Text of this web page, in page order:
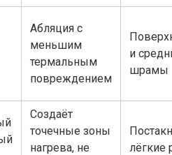
Абляция с
меньшим
термальным
повреждением
и
шрамы
Создаёт
точечные зоны
нагрева, не
лёгкие